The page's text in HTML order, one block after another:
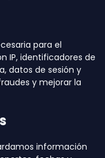
para el
IP, identificadores de
datos de sesión y
y mejorar la
información